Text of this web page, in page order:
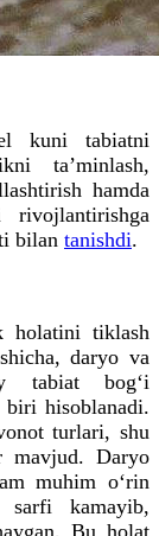
kuni tabiatni
ta’minlash,
hamda
rivojlantirishga
bilan tanishdi.
holatini tiklash
daryo va
tabiat bogʻi
hisoblanadi.
turlari, shu
mavjud. Daryo
muhim oʻrin
kamayib,
Bu holat